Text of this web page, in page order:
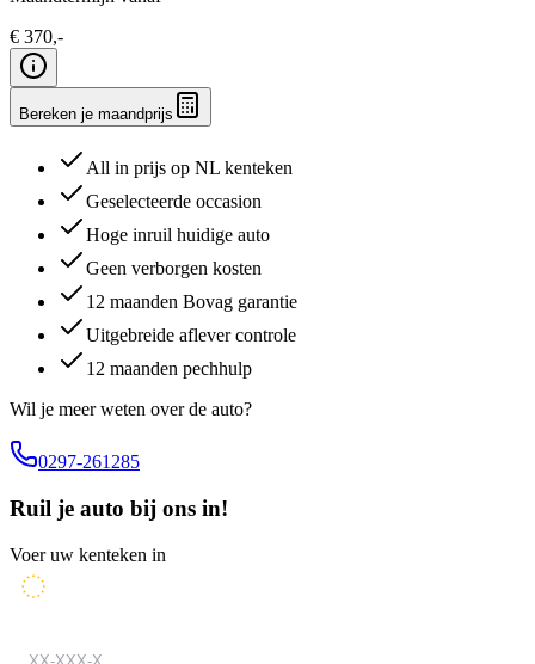
€ 370,-
Bereken je maandprijs
All in prijs op NL kenteken
Geselecteerde occasion
Hoge inruil huidige auto
Geen verborgen kosten
12 maanden Bovag garantie
Uitgebreide aflever controle
12 maanden pechhulp
Wil je meer weten over de auto?
0297-261285
Ruil je auto bij ons in!
Voer uw kenteken in